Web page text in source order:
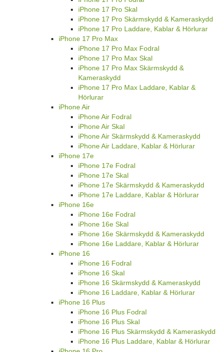
iPhone 17 Pro Skal
iPhone 17 Pro Skärmskydd & Kameraskydd
iPhone 17 Pro Laddare, Kablar & Hörlurar
iPhone 17 Pro Max
iPhone 17 Pro Max Fodral
iPhone 17 Pro Max Skal
iPhone 17 Pro Max Skärmskydd &
Kameraskydd
iPhone 17 Pro Max Laddare, Kablar &
Hörlurar
iPhone Air
iPhone Air Fodral
iPhone Air Skal
iPhone Air Skärmskydd & Kameraskydd
iPhone Air Laddare, Kablar & Hörlurar
iPhone 17e
iPhone 17e Fodral
iPhone 17e Skal
iPhone 17e Skärmskydd & Kameraskydd
iPhone 17e Laddare, Kablar & Hörlurar
iPhone 16e
iPhone 16e Fodral
iPhone 16e Skal
iPhone 16e Skärmskydd & Kameraskydd
iPhone 16e Laddare, Kablar & Hörlurar
iPhone 16
iPhone 16 Fodral
iPhone 16 Skal
iPhone 16 Skärmskydd & Kameraskydd
iPhone 16 Laddare, Kablar & Hörlurar
iPhone 16 Plus
iPhone 16 Plus Fodral
iPhone 16 Plus Skal
iPhone 16 Plus Skärmskydd & Kameraskydd
iPhone 16 Plus Laddare, Kablar & Hörlurar